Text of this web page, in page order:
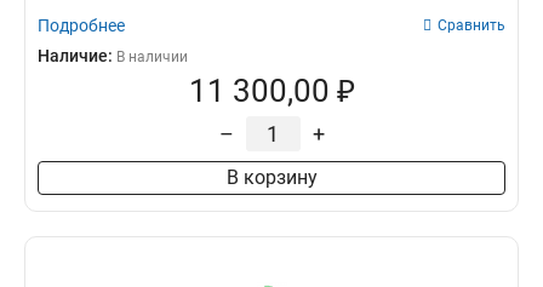
Подробнее Сравнить
Наличие: В наличии
11 300,00 ₽
– +
В корзину